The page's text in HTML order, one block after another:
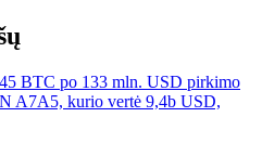
BTC po 133 mln. USD pirkimo
A7A5, kurio vertė 9,4b USD,